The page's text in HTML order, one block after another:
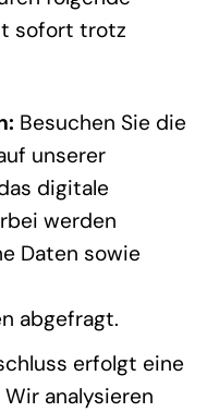
sofort trotz
Besuchen Sie die
unserer
digitale
werden
Daten sowie
abgefragt.
erfolgt eine
analysieren